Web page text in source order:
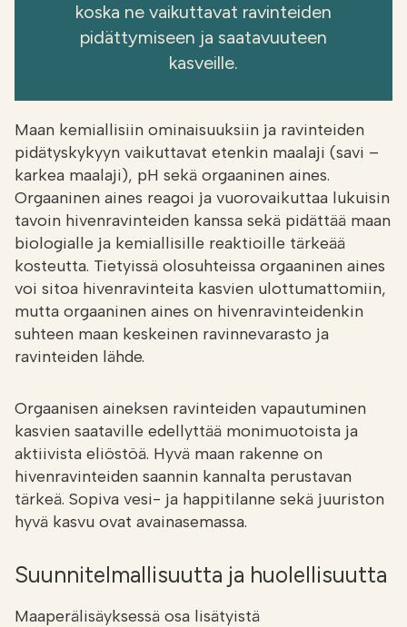
koska ne vaikuttavat ravinteiden
pidättymiseen ja saatavuuteen
kasveille.
Maan kemiallisiin ominaisuuksiin ja ravinteiden
pidätyskykyyn vaikuttavat etenkin maalaji (savi –
karkea maalaji), pH sekä orgaaninen aines.
Orgaaninen aines reagoi ja vuorovaikuttaa lukuisin
tavoin hivenravinteiden kanssa sekä pidättää maan
biologialle ja kemiallisille reaktioille tärkeää
kosteutta. Tietyissä olosuhteissa orgaaninen aines
voi sitoa hivenravinteita kasvien ulottumattomiin,
mutta orgaaninen aines on hivenravinteidenkin
suhteen maan keskeinen ravinnevarasto ja
ravinteiden lähde.
Orgaanisen aineksen ravinteiden vapautuminen
kasvien saataville edellyttää monimuotoista ja
aktiivista eliöstöä. Hyvä maan rakenne on
hivenravinteiden saannin kannalta perustavan
tärkeä. Sopiva vesi- ja happitilanne sekä juuriston
hyvä kasvu ovat avainasemassa.
Suunnitelmallisuutta ja huolellisuutta
Maaperälisäyksessä osa lisätyistä